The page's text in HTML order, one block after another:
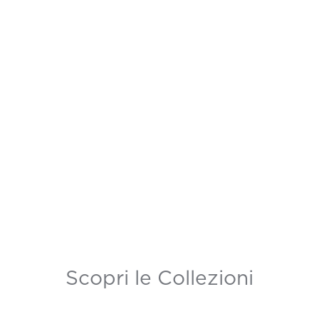
Scopri le Collezioni